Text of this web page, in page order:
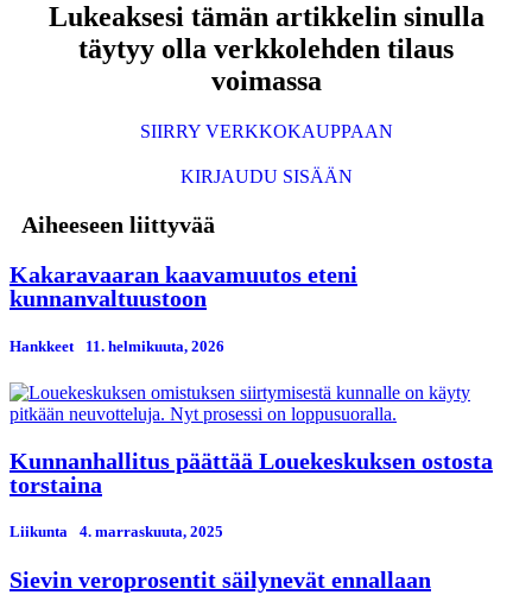
Lukeaksesi tämän artikkelin sinulla
täytyy olla verkkolehden tilaus
voimassa
SIIRRY VERKKOKAUPPAAN
KIRJAUDU SISÄÄN
Aiheeseen liittyvää
Kakaravaaran kaavamuutos eteni
kunnanvaltuustoon
Hankkeet 11. helmikuuta, 2026
Kunnanhallitus päättää Louekeskuksen ostosta
torstaina
Liikunta 4. marraskuuta, 2025
Sievin veroprosentit säilynevät ennallaan